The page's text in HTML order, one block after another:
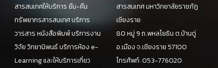
สารสนเทศให้บริการ ยืม-คืน
ทรัพยากรสารสนเทศ บริการ
วารสาร หนังสือพิมพ์ บริการงาน
วิจัย วิทยานิพนธ์ บริการห้อง e-
Learning และให้บริการเกี่ยว
สารสนเทศ มหาวิทยาลัยราชภัฏ
เชียงราย
80 หมู่ 9 ถ.พหลโยธิน ต.บ้านดู่
อ.เมือง จ.เชียงราย 57100
โทรศัพท์: 053-776020